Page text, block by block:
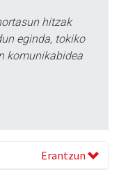
hitzak
eginda, tokiko
komunikabidea
Erantzun